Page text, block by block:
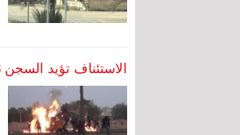
الاستئناف تؤيد السجن 3 سنوات لمتهمين بالتجمهر في الدراز